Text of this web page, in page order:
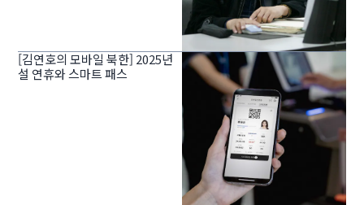
[김연호의 모바일 북한] 2025년
설 연휴와 스마트 패스